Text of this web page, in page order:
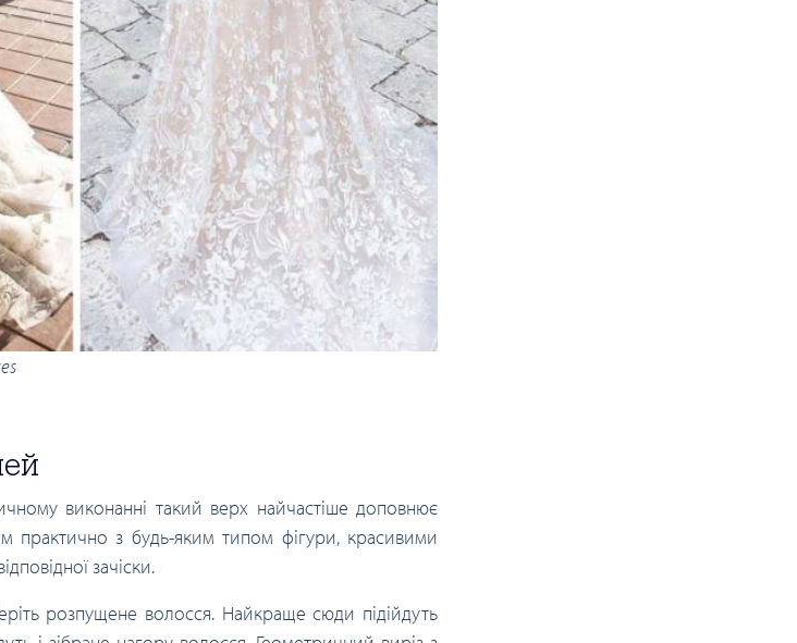
виконанні такий верх найчастіше доповнює
практично з будь-яким типом фігури, красивими
зачіски.
розпущене волосся. Найкраще сюди підійдуть